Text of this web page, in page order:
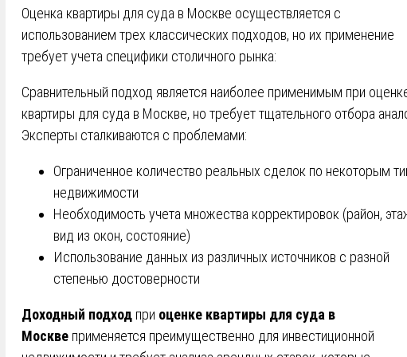
Оценка квартиры для суда в Москве осуществляется с
использованием трех классических подходов, но их применение
требует учета специфики столичного рынка:
Сравнительный подход является наиболее применимым при
квартиры для суда в Москве, но требует тщательного отбора
Эксперты сталкиваются с проблемами:
Ограниченное количество реальных сделок по некоторым
недвижимости
Необходимость учета множества корректировок (район,
вид из окон, состояние)
Использование данных из различных источников с разной
степенью достоверности
Доходный подход при оценке квартиры для суда в
Москве применяется преимущественно для инвестиционной